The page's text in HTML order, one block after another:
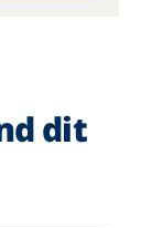
dit